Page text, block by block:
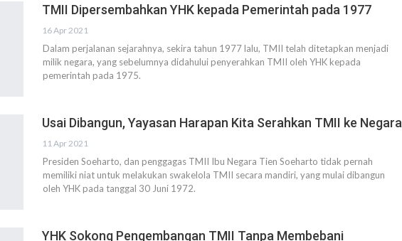
TMII Dipersembahkan YHK kepada Pemerintah pada 1977
16 Apr 2021
Dalam perjalanan sejarahnya, sekira tahun 1977 lalu, TMII telah ditetapkan menjadi
milik negara, yang sebelumnya didahului penyerahkan TMII oleh YHK kepada
pemerintah pada 1975.
Usai Dibangun, Yayasan Harapan Kita Serahkan TMII ke Negara
11 Apr 2021
Presiden Soeharto, dan penggagas TMII Ibu Negara Tien Soeharto tidak pernah
memiliki niat untuk melakukan swakelola TMII secara mandiri, yang mulai dibangun
oleh YHK pada tanggal 30 Juni 1972.
YHK Sokong Pengembangan TMII Tanpa Membebani